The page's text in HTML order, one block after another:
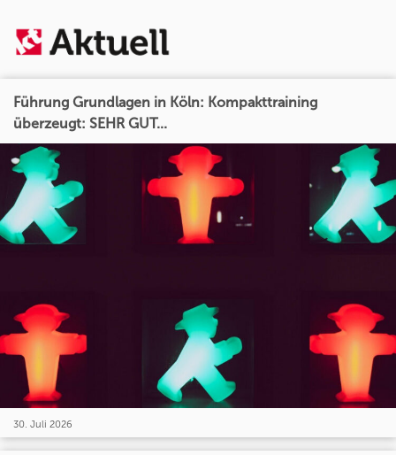
Führung Grundlagen in Köln: Kompakttraining
überzeugt: SEHR GUT...
30. Juli 2026